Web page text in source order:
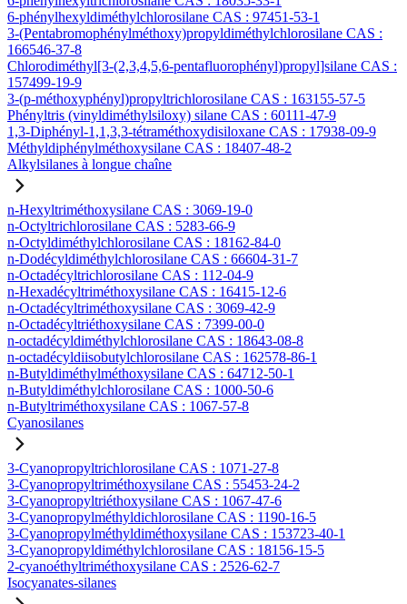
6-phénylhexyldiméthylchlorosilane CAS : 97451-53-1
3-(Pentabromophénylméthoxy)propyldiméthylchlorosilane CAS :
166546-37-8
Chlorodiméthyl[3-(2,3,4,5,6-pentafluorophényl)propyl]silane CAS :
157499-19-9
3-(p-méthoxyphényl)propyltrichlorosilane CAS : 163155-57-5
Phényltris (vinyldiméthylsiloxy) silane CAS : 60111-47-9
1,3-Diphényl-1,1,3,3-tétraméthoxydisiloxane CAS : 17938-09-9
Méthyldiphénylméthoxysilane CAS : 18407-48-2
Alkylsilanes à longue chaîne
n-Hexyltriméthoxysilane CAS : 3069-19-0
n-Octyltrichlorosilane CAS : 5283-66-9
n-Octyldiméthylchlorosilane CAS : 18162-84-0
n-Dodécyldiméthylchlorosilane CAS : 66604-31-7
n-Octadécyltrichlorosilane CAS : 112-04-9
n-Hexadécyltriméthoxysilane CAS : 16415-12-6
n-Octadécyltriméthoxysilane CAS : 3069-42-9
n-Octadécyltriéthoxysilane CAS : 7399-00-0
n-octadécyldiméthylchlorosilane CAS : 18643-08-8
n-octadécyldiisobutylchlorosilane CAS : 162578-86-1
n-Butyldiméthylméthoxysilane CAS : 64712-50-1
n-Butyldiméthylchlorosilane CAS : 1000-50-6
n-Butyltriméthoxysilane CAS : 1067-57-8
Cyanosilanes
3-Cyanopropyltrichlorosilane CAS : 1071-27-8
3-Cyanopropyltriméthoxysilane CAS : 55453-24-2
3-Cyanopropyltriéthoxysilane CAS : 1067-47-6
3-Cyanopropylméthyldichlorosilane CAS : 1190-16-5
3-Cyanopropylméthyldiméthoxysilane CAS : 153723-40-1
3-Cyanopropyldiméthylchlorosilane CAS : 18156-15-5
2-cyanoéthyltriméthoxysilane CAS : 2526-62-7
Isocyanates-silanes